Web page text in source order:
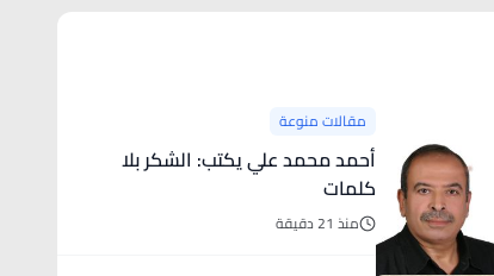
مقالات منوعة
أحمد محمد علي يكتب: الشكر بلا
كلمات
منذ 21 دقيقة